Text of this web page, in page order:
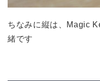
ちなみに縦は、Magic
緒です